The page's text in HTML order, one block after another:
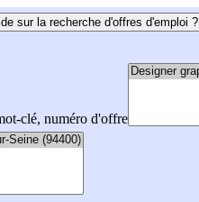
sur la recherche d'offres d'emploi ?
clé, numéro d'offre